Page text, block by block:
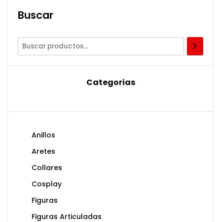
Buscar
Categorias
Anillos
Aretes
Collares
Cosplay
Figuras
Figuras Articuladas